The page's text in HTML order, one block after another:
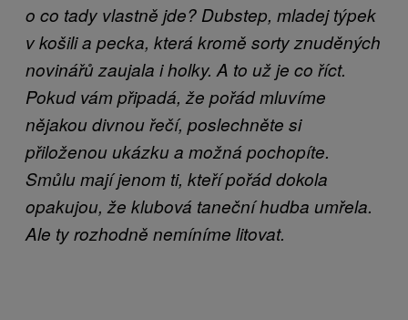
o co tady vlastně jde? Dubstep, mladej týpek
v košili a pecka, která kromě sorty znuděných
novinářů zaujala i holky. A to už je co říct.
Pokud vám připadá, že pořád mluvíme
nějakou divnou řečí, poslechněte si
přiloženou ukázku a možná pochopíte.
Smůlu mají jenom ti, kteří pořád dokola
opakujou, že klubová taneční hudba umřela.
Ale ty rozhodně nemíníme litovat.